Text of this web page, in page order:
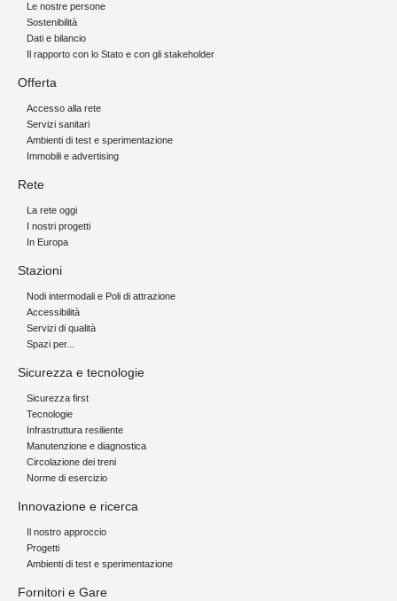
Le nostre persone
Sostenibilità
Dati e bilancio
Il rapporto con lo Stato e con gli stakeholder
Offerta
Accesso alla rete
Servizi sanitari
Ambienti di test e sperimentazione
Immobili e advertising
Rete
La rete oggi
I nostri progetti
In Europa
Stazioni
Nodi intermodali e Poli di attrazione
Accessibilità
Servizi di qualità
Spazi per...
Sicurezza e tecnologie
Sicurezza first
Tecnologie
Infrastruttura resiliente
Manutenzione e diagnostica
Circolazione dei treni
Norme di esercizio
Innovazione e ricerca
Il nostro approccio
Progetti
Ambienti di test e sperimentazione
Fornitori e Gare